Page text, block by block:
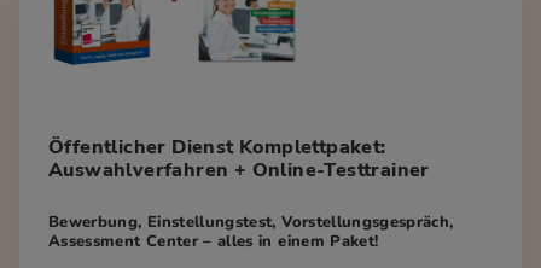
Öffentlicher Dienst Komplettpaket:
Auswahlverfahren + Online-Testtrainer
Bewerbung, Einstellungstest, Vorstellungsgespräch,
Assessment Center – alles in einem Paket!